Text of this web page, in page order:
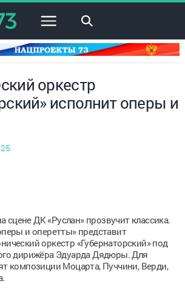
×
оркестр
исполнит оперы и
сцене ДК «Руслан» прозвучит классика.
и оперетты» представит
оркестр «Губернаторский» под
дирижёра Эдуарда Дядюры. Для
композиции Моцарта, Пуччини, Верди,